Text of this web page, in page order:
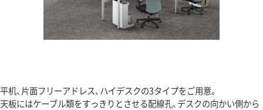
平机、片面フリーアドレス、ハイデスクの3タイプをご用意。
天板にはケーブル類をすっきりとさせる配線孔、デスクの向かい側から